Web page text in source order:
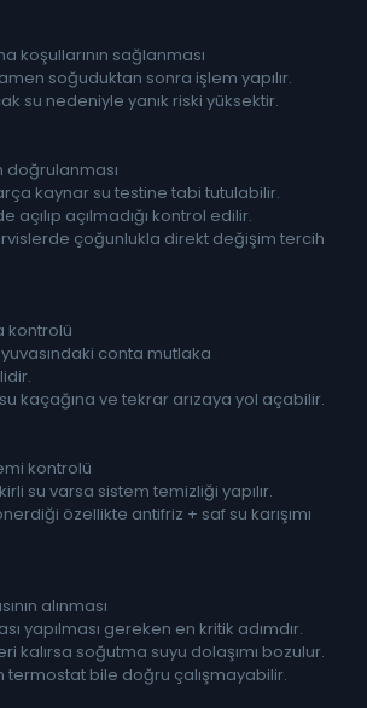
koşullarının sağlanması
soğuduktan sonra işlem yapılır.
su nedeniyle yanık riski yüksektir.
doğrulanması
kaynar su testine tabi tutulabilir.
açılıp açılmadığı kontrol edilir.
çoğunlukla direkt değişim tercih
kontrolü
conta mutlaka
kaçağına ve tekrar arızaya yol açabilir.
kontrolü
su varsa sistem temizliği yapılır.
özellikte antifriz + saf su karışımı
alınması
yapılması gereken en kritik adımdır.
kalırsa soğutma suyu dolaşımı bozulur.
termostat bile doğru çalışmayabilir.